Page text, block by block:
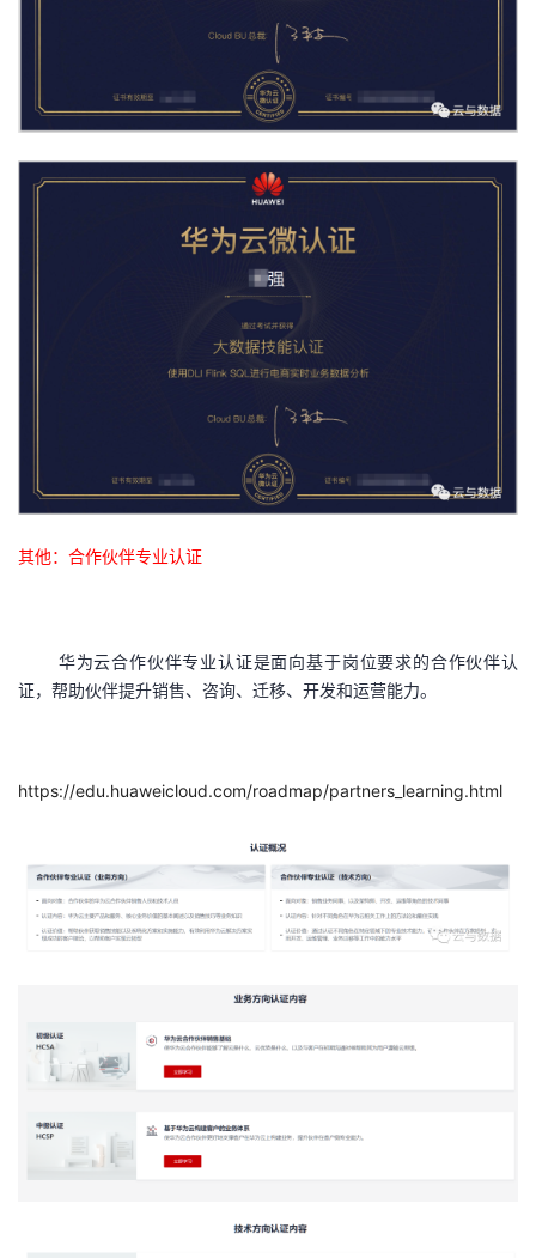
其他：合作伙伴专业认证
华为云合作伙伴专业认证是面向基于岗位要求的合作伙伴认
证，帮助伙伴提升销售、咨询、迁移、开发和运营能力。
https://edu.huaweicloud.com/roadmap/partners_learning.html